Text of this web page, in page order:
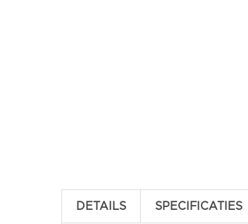
DETAILS SPECIFICATIES